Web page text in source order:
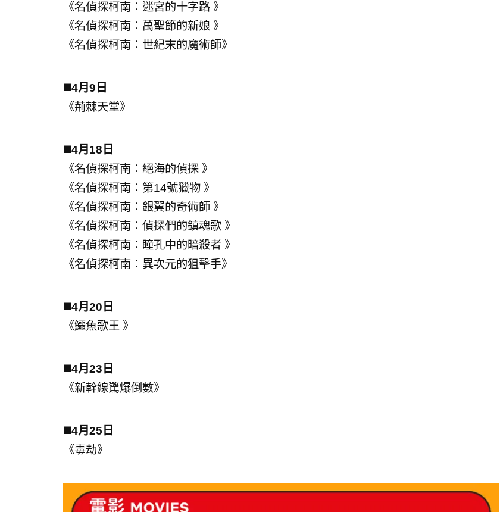
《名偵探柯南：迷宮的十字路 》
《名偵探柯南：萬聖節的新娘 》
《名偵探柯南：世紀末的魔術師》
◼️4月9日
《荊棘天堂》
◼️4月18日
《名偵探柯南：絕海的偵探 》
《名偵探柯南：第14號獵物 》
《名偵探柯南：銀翼的奇術師 》
《名偵探柯南：偵探們的鎮魂歌 》
《名偵探柯南：瞳孔中的暗殺者 》
《名偵探柯南：異次元的狙擊手》
◼️4月20日
《鱷魚歌王 》
◼️4月23日
《新幹線驚爆倒數》
◼️4月25日
《毒劫》